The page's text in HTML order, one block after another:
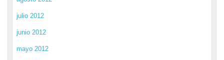
julio 2012
junio 2012
mayo 2012